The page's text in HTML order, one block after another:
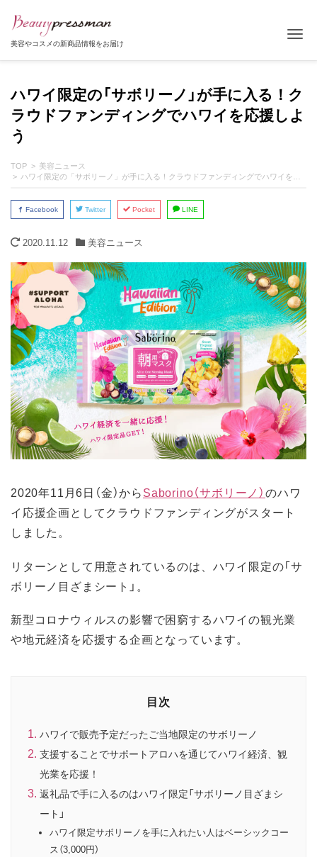
美容やコスメの新商品情報をお届け
ハワイ限定の「サボリーノ」が手に入る！ク
ラウドファンディングでハワイを応援しよ
う
TOP
美容ニュース
ハワイ限定の「サボリーノ」が手に入る！クラウドファンディングでハワイを応援しよう
Facebook Twitter Pocket LINE
2020.11.12 美容ニュース
2020年11月6日（金）からSaborino（サボリーノ）のハワ
イ応援企画としてクラウドファンディングがスタート
しました。
リターンとして用意されているのは、ハワイ限定の「サ
ボリーノ目ざまシート」。
新型コロナウィルスの影響で困窮するハワイの観光業
や地元経済を応援する企画となっています。
目次
ハワイで販売予定だったご当地限定のサボリーノ
支援することでサポートアロハを通じてハワイ経済、観
光業を応援！
返礼品で手に入るのはハワイ限定「サボリーノ目ざまシ
ート」
ハワイ限定サボリーノを手に入れたい人はベーシックコー
ス（3,000円）